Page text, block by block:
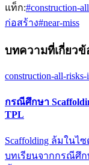
แท็ก:#construction-
ก่อสร้าง#near-miss
บทความที่เกี่ยวข้
construction-all-risks-
กรณีศึกษา
TPL
Scaffolding ล้มใน
บทเรียนจากกรณีศึก